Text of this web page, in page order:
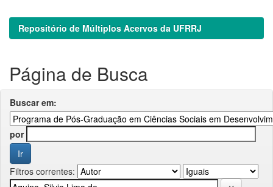
Repositório de Múltiplos Acervos da UFRRJ
Página de Busca
Buscar em:
por
Filtros correntes: